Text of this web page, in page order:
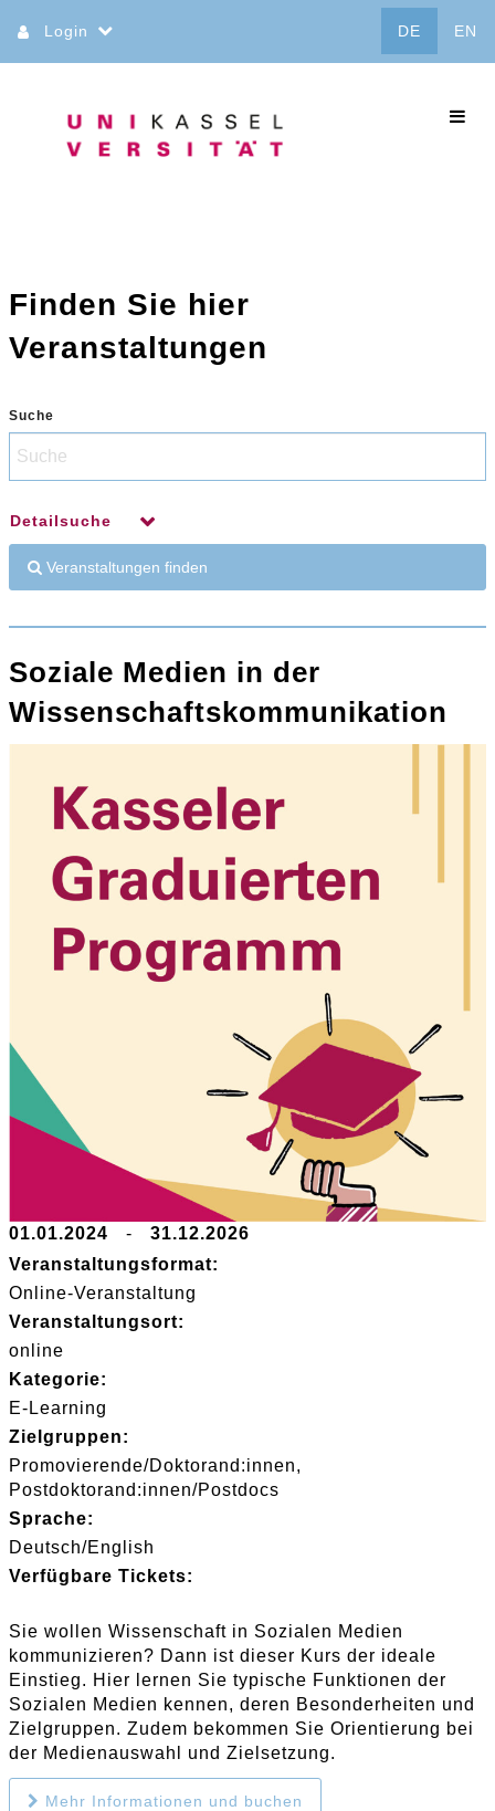
zum
Inhalt
Login DE EN
Finden Sie hier
Veranstaltungen
Suche
Detailsuche
Veranstaltungen finden
Soziale Medien in der
Wissenschaftskommunikation
01.01.2024 -
31.12.2026
Veranstaltungsformat:
Online-Veranstaltung
Veranstaltungsort:
online
Kategorie:
E-Learning
Zielgruppen:
Promovierende/Doktorand:innen
Postdoktorand:innen/Postdocs
Sprache:
Deutsch/English
Verfügbare Tickets:
Sie wollen Wissenschaft in Sozialen Medien
kommunizieren? Dann ist dieser Kurs der ideale
Einstieg. Hier lernen Sie typische Funktionen der
Sozialen Medien kennen, deren Besonderheiten und
Zielgruppen. Zudem bekommen Sie Orientierung bei
der Medienauswahl und Zielsetzung.
Mehr Informationen und buchen